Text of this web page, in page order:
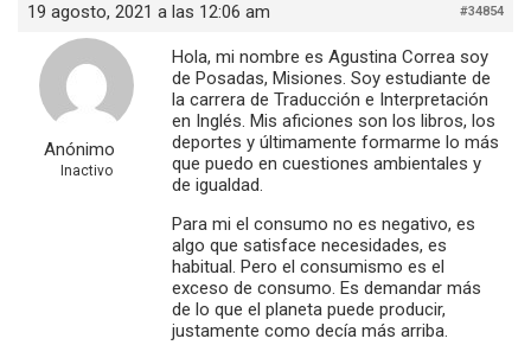
19 agosto, 2021 a las 12:06 am #34854
Anónimo
Inactivo
Hola, mi nombre es Agustina Correa soy
de Posadas, Misiones. Soy estudiante de
la carrera de Traducción e Interpretación
en Inglés. Mis aficiones son los libros, los
deportes y últimamente formarme lo más
que puedo en cuestiones ambientales y
de igualdad.
Para mi el consumo no es negativo, es
algo que satisface necesidades, es
habitual. Pero el consumismo es el
exceso de consumo. Es demandar más
de lo que el planeta puede producir,
justamente como decía más arriba.